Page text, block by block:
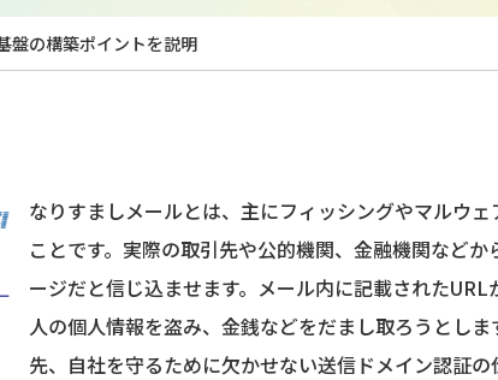
盤の構築ポイントを説明
なりすましメールとは、主にフィッシングやマルウ
ことです。実際の取引先や公的機関、金融機関など
ージだと信じ込ませます。メール内に記載された
人の個人情報を盗み、金銭などをだまし取ろうとし
先、自社を守るために欠かせない送信ドメイン認証